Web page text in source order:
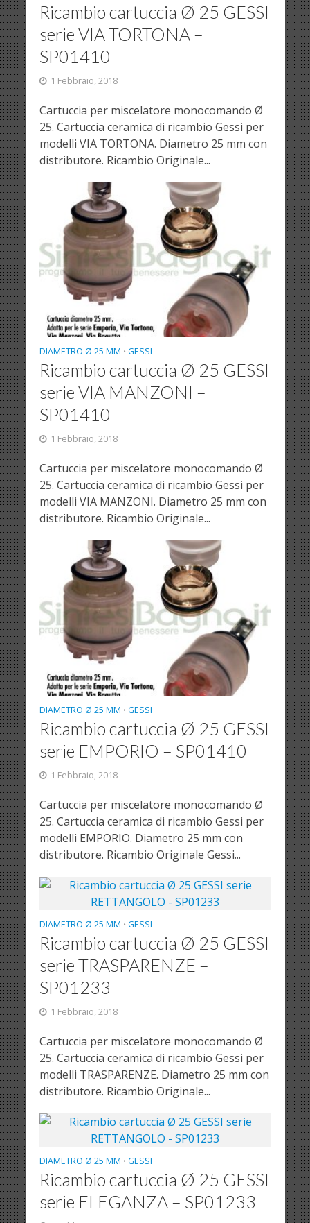
Ricambio cartuccia Ø 25 GESSI
serie VIA TORTONA –
SP01410
1 Febbraio, 2018
Cartuccia per miscelatore monocomando Ø
25. Cartuccia ceramica di ricambio Gessi per
modelli VIA TORTONA. Diametro 25 mm con
distributore. Ricambio Originale...
DIAMETRO Ø 25 MM • GESSI
Ricambio cartuccia Ø 25 GESSI
serie VIA MANZONI –
SP01410
1 Febbraio, 2018
Cartuccia per miscelatore monocomando Ø
25. Cartuccia ceramica di ricambio Gessi per
modelli VIA MANZONI. Diametro 25 mm con
distributore. Ricambio Originale...
DIAMETRO Ø 25 MM • GESSI
Ricambio cartuccia Ø 25 GESSI
serie EMPORIO – SP01410
1 Febbraio, 2018
Cartuccia per miscelatore monocomando Ø
25. Cartuccia ceramica di ricambio Gessi per
modelli EMPORIO. Diametro 25 mm con
distributore. Ricambio Originale Gessi...
DIAMETRO Ø 25 MM • GESSI
Ricambio cartuccia Ø 25 GESSI
serie TRASPARENZE –
SP01233
1 Febbraio, 2018
Cartuccia per miscelatore monocomando Ø
25. Cartuccia ceramica di ricambio Gessi per
modelli TRASPARENZE. Diametro 25 mm con
distributore. Ricambio Originale...
DIAMETRO Ø 25 MM • GESSI
Ricambio cartuccia Ø 25 GESSI
serie ELEGANZA – SP01233